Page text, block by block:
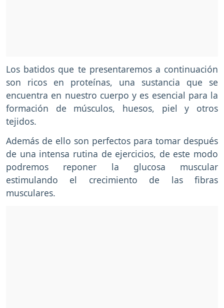
Los batidos que te presentaremos a continuación
son ricos en proteínas, una sustancia que se
encuentra en nuestro cuerpo y es esencial para la
formación de músculos, huesos, piel y otros
tejidos.
Además de ello son perfectos para tomar después
de una intensa rutina de ejercicios, de este modo
podremos reponer la glucosa muscular
estimulando el crecimiento de las fibras
musculares.